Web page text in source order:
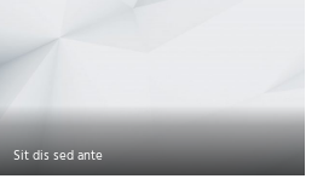
Sit dis sed ante